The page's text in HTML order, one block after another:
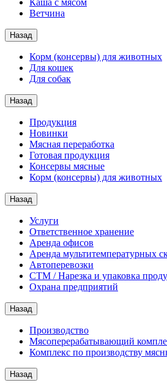
Каша с мясом
Ветчина
Назад
Корм (консервы) для животных
Для кошек
Для собак
Назад
Продукция
Новинки
Мясная переработка
Готовая продукция
Консервы мясные
Корм (консервы) для животных
Назад
Услуги
Ответственное хранение
Аренда офисов
Аренда мультитемпературных
Автоперевозки
СТМ / Нарезка и упаковка
Охрана предприятий
Назад
Производство
Мясоперерабатывающий
Комплекс по производству
Назад